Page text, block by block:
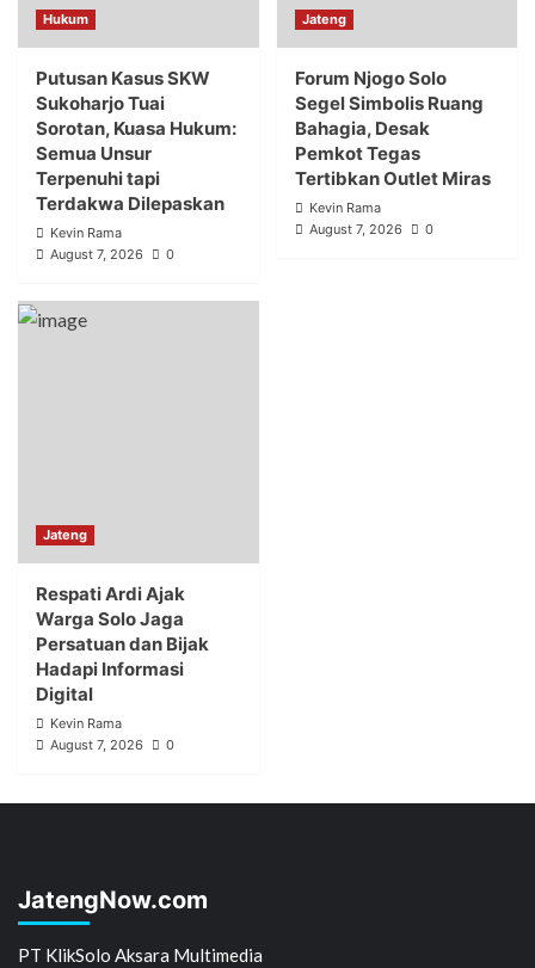
Hukum
Putusan Kasus SKW
Sukoharjo Tuai
Sorotan, Kuasa Hukum:
Semua Unsur
Terpenuhi tapi
Terdakwa Dilepaskan
Kevin Rama
August 7, 2026
0
Jateng
Forum Njogo Solo
Segel Simbolis Ruang
Bahagia, Desak
Pemkot Tegas
Tertibkan Outlet Miras
Kevin Rama
August 7, 2026
0
Jateng
Respati Ardi Ajak
Warga Solo Jaga
Persatuan dan Bijak
Hadapi Informasi
Digital
Kevin Rama
August 7, 2026
0
JatengNow.com
PT KlikSolo Aksara Multimedia